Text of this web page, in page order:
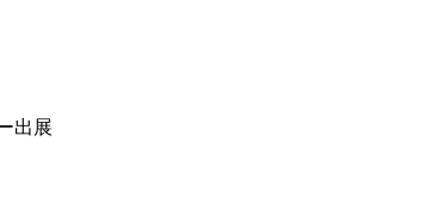
出展